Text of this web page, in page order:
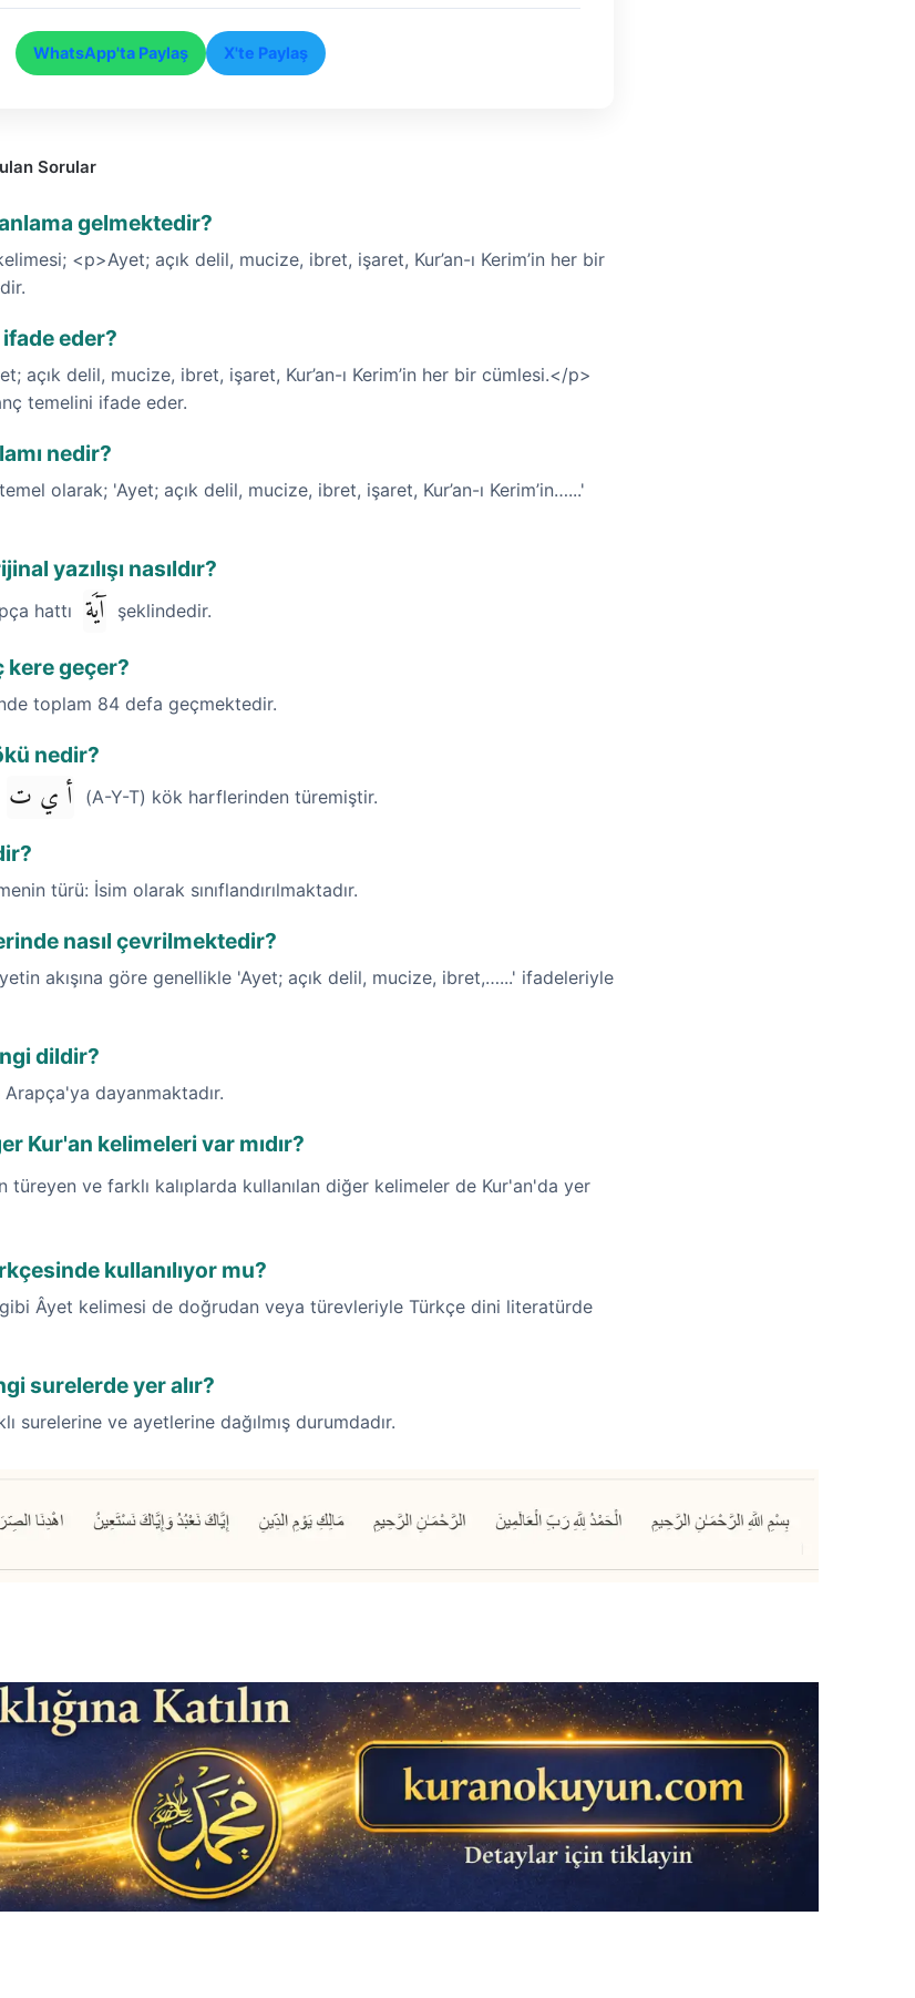
WhatsApp'ta Paylaş X'te Paylaş
Sorular
gelmektedir?
<p>Ayet; açık delil, mucize, ibret, işaret, Kur’an-ı Kerim’in her bir
eder?
açık delil, mucize, ibret, işaret, Kur’an-ı Kerim’in her bir cümlesi.</p>
temelini ifade eder.
nedir?
olarak; 'Ayet; açık delil, mucize, ibret, işaret, Kur’an-ı Kerim’in…...'
yazılışı nasıldır?
hattı آيَة şeklindedir.
kere geçer?
toplam 84 defa geçmektedir.
nedir?
أ ي ت (A-Y-T) kök harflerinden türemiştir.
türü: İsim olarak sınıflandırılmaktadır.
nasıl çevrilmektedir?
akışına göre genellikle 'Ayet; açık delil, mucize, ibret,…...' ifadeleriyle
dildir?
dayanmaktadır.
Kur'an kelimeleri var mıdır?
türeyen ve farklı kalıplarda kullanılan diğer kelimeler de Kur'an'da yer
kullanılıyor mu?
Âyet kelimesi de doğrudan veya türevleriyle Türkçe dini literatürde
surelerde yer alır?
surelerine ve ayetlerine dağılmış durumdadır.